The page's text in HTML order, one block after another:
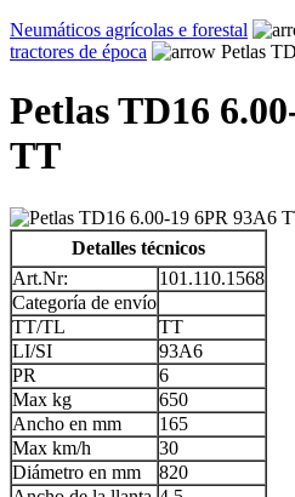
Neumáticos agrícolas e forestal
tractores de época
Petlas
Petlas TD16
TT
Detalles técnicos
Art.Nr:
101.110.1568
Categoría de envío
TT/TL
TT
LI/SI
93A6
PR
6
Max kg
650
Ancho en mm
165
Max km/h
30
Diámetro en mm
820